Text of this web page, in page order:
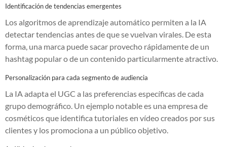
Identificación de tendencias emergentes
Los algoritmos de aprendizaje automático permiten a la IA
detectar tendencias antes de que se vuelvan virales. De esta
forma, una marca puede sacar provecho rápidamente de un
hashtag popular o de un contenido particularmente atractivo.
Personalización para cada segmento de audiencia
La IA adapta el UGC a las preferencias específicas de cada
grupo demográfico. Un ejemplo notable es una empresa de
cosméticos que identifica tutoriales en vídeo creados por sus
clientes y los promociona a un público objetivo.